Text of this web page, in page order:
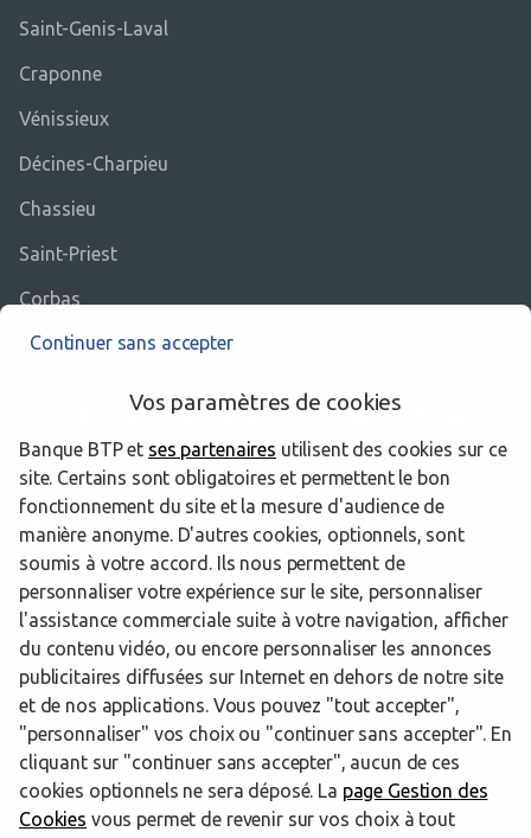
Saint-Genis-Laval
Craponne
Vénissieux
Décines-Charpieu
Chassieu
Saint-Priest
Corbas
Les centres d’affaires BTP Banque dans
les départements limitrophes
38 Isère
42 Loire
Trouver un centre d’affaires BTP Banque Rhône Lyon
Powered by
www.btp-banque.fr
Continuer sans accepter
Vos paramètres de cookies
Banque BTP et ses partenaires utilisent des cookies sur ce
site. Certains sont obligatoires et permettent le bon
fonctionnement du site et la mesure d'audience de
manière anonyme. D'autres cookies, optionnels, sont
soumis à votre accord. Ils nous permettent de
personnaliser votre expérience sur le site, personnaliser
l'assistance commerciale suite à votre navigation, afficher
du contenu vidéo, ou encore personnaliser les annonces
publicitaires diffusées sur Internet en dehors de notre site
et de nos applications. Vous pouvez "tout accepter",
"personnaliser" vos choix ou "continuer sans accepter". En
cliquant sur "continuer sans accepter", aucun de ces
cookies optionnels ne sera déposé. La page Gestion des
Cookies vous permet de revenir sur vos choix à tout